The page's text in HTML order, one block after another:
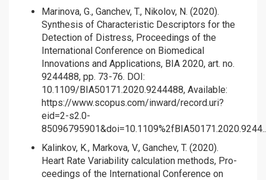
Marinova, G., Ganchev, T., Nikolov, N. (2020).
Synthesis of Characteristic Descriptors for the
Detection of Distress, Proceedings of the
International Conference on Biomedical
Innovations and Applications, BIA 2020, art. no.
9244488, pp. 73-76. DOI:
10.1109/BIA50171.2020.9244488, Available:
https://www.scopus.com/inward/record.uri?
eid=2-s2.0-
Kalinkov, K., Markova, V., Ganchev, T. (2020).
Heart Rate Variability calculation methods, Pro-
ceedings of the International Conference on